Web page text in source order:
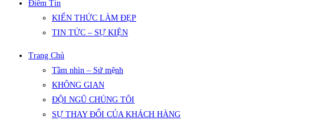
Điểm Tin
KIẾN THỨC LÀM ĐẸP
TIN TỨC – SỰ KIỆN
Trang Chủ
Tầm nhìn – Sứ mệnh
KHÔNG GIAN
ĐỘI NGŨ CHÚNG TÔI
SỰ THAY ĐỔI CỦA KHÁCH HÀNG